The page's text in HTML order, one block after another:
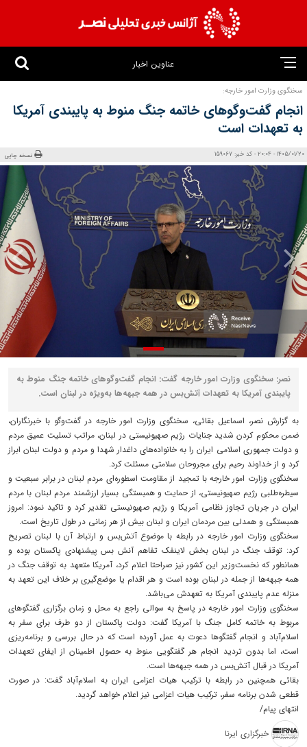
عناوین اخبار
سخنگوی وزارت امور خارجه:
انجام گفت‌وگوهای خاتمه جنگ منوط به پایبندی آمریکا
به تعهدات است
1405/01/20 - 20:04 - کد خبر: 159067 نسخه چاپی
نصر: سخنگوی وزارت امور خارجه گفت: انجام گفت‌وگوهای خاتمه جنگ منوط به
پایبندی آمریکا به تعهدات آتش‌بس در همه جبهه‌ها به‌ویژه در لبنان است.
به گزارش نصر، اسماعیل بقائی، سخنگوی وزارت امور خارجه در گفت‌وگو با خبرنگاران،
ضمن محکوم کردن شدید جنایات رژیم صهیونیستی در لبنان، مراتب تسلیت عمیق مردم
و دولت جمهوری اسلامی ایران را به خانواده‌های داغدار شهدا و مردم و دولت لبنان ابراز
کرد و از خداوند رحیم برای مجروحان سلامتی مسئلت کرد.
سخنگوی وزارت امور خارجه با تمجید از مقاومت اسطوره‌ای مردم لبنان در برابر سبعیت و
سیطره‌طلبی رژیم صهیونیستی، از حمایت و همبستگی بسیار ارزشمند مردم لبنان با مردم
ایران در جریان تجاوز نظامی آمریکا و رژیم صهیونیستی تقدیر کرد و تاکید نمود: امروز
همبستگی و همدلی بین مردمان ایران و لبنان بیش از هر زمانی در طول تاریخ است.
سخنگوی وزارت امور خارجه در رابطه با موضوع آتش‌بس و ارتباط آن با لبنان تصریح
کرد: توقف جنگ در لبنان بخش لاینفک تفاهم آنش بس پیشنهادی پاکستان بوده و
همانطور که نخست‌وزیر این کشور نیز صراحتا اعلام کرد، آمریکا متعهد به توقف جنگ در
همه جبهه‌ها از جمله در لبنان بوده است و هر اقدام یا موضع‌گیری بر خلاف این تعهد به
منزله عدم پایبندی آمریکا به تعهدش می‌باشد.
سخنگوی وزارت امور خارجه در پاسخ به سوالی راجع به محل و زمان برگزاری گفتگوهای
مربوط به خاتمه کامل جنگ با آمریکا گفت: دولت پاکستان از دو طرف برای سفر به
اسلام‌آباد و انجام گفتگوها دعوت به عمل آورده است که در حال بررسی و برنامه‌ریزی
است، اما بدون تردید انجام هر گفتگویی منوط به حصول اطمینان از ایفای تعهدات
آمریکا در قبال آتش‌بس در همه جبهه‌ها است.
بقائی همچنین در رابطه با ترکیب هیات اعزامی ایران به اسلام‌آباد گفت: در صورت
قطعی شدن برنامه سفر، ترکیب هیات اعزامی نیز اعلام خواهد گردید.
انتهای پیام/
خبرگزاری ایرنا